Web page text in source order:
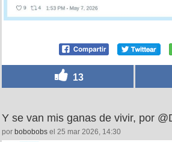
13
Y se van mis ganas de vivir, por
por bobobobs el 25 mar 2026, 14:30